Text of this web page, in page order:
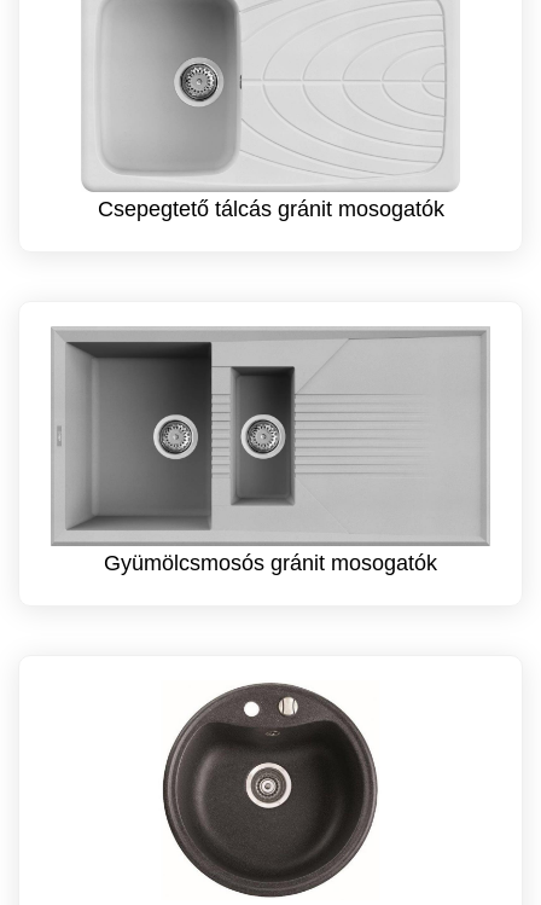
Csepegtető tálcás gránit mosogatók
Gyümölcsmosós gránit mosogatók